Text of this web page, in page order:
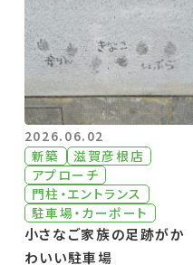
2026.06.02
新築
滋賀彦根店
アプローチ
門柱・エントランス
駐車場・カーポート
小さなご家族の足跡がか
わいい駐車場